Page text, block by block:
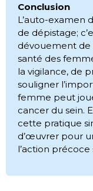
Conclusion
L’auto-examen
de dépistage;
dévouement de
santé des
la vigilance, de
souligner
femme peut
cancer du sein.
cette pratique
d’œuvrer pour
l’action précoce